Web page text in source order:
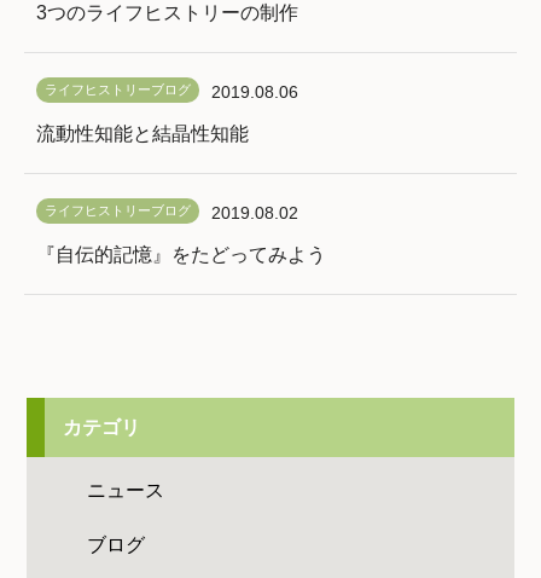
3つのライフヒストリーの制作
ライフヒストリーブログ 2019.08.06
流動性知能と結晶性知能
ライフヒストリーブログ 2019.08.02
『自伝的記憶』をたどってみよう
カテゴリ
ニュース
ブログ